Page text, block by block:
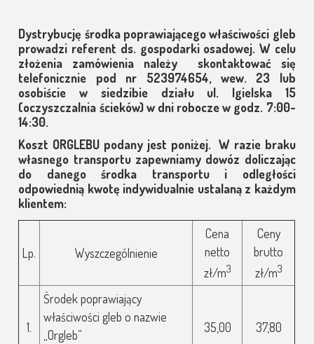
Dystrybucję środka poprawiającego właściwości gleb
prowadzi referent ds. gospodarki osadowej. W celu
złożenia zamówienia należy skontaktować się
telefonicznie pod nr 523974654, wew. 23 lub
osobiście w siedzibie działu ul. Igielska 15
(oczyszczalnia ścieków) w dni robocze w godz. 7:00-
14:30.
Koszt ORGLEBU podany jest poniżej. W razie braku
własnego transportu zapewniamy dowóz doliczając
do danego środka transportu i odległości
odpowiednią kwotę indywidualnie ustalaną z każdym
klientem:
Lp. Wyszczególnienie
Cena
netto
zł/m3
Ceny
brutto
zł/m3
1.
Środek poprawiający
właściwości gleb o nazwie
„Orgleb”
35,00 37,80